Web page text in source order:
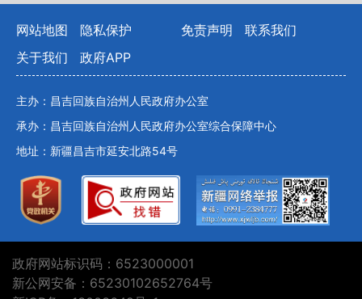
网站地图 隐私保护 免责声明
联系我们
关于我们
政府APP
主办：昌吉回族自治州人民政府办公室
承办：昌吉回族自治州人民政府办公室综合保障中心
地址：新疆昌吉市延安北路54号
政府网站标识码：6523000001
新公网安备：65230102652764号